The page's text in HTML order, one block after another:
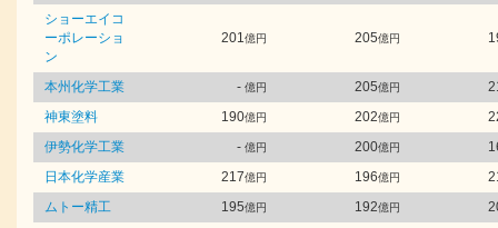
ショーエイコ
ーポレーショ
ン
201億円 205億円
本州化学工業 - 億円 205億円
神東塗料
190億円 202億円
伊勢化学工業
- 億円 200億円
日本化学産業
217億円 196億円
ムトー精工
195億円 192億円